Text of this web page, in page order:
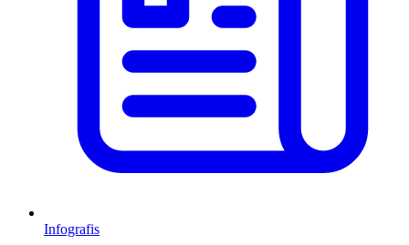
Infografis